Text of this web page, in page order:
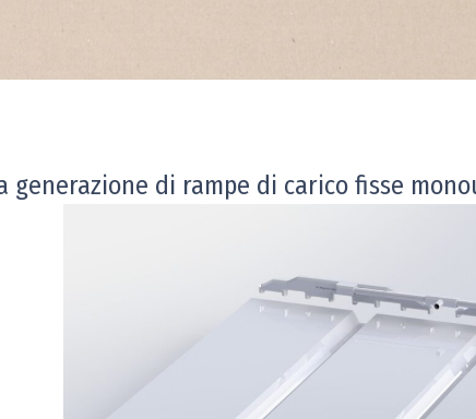
di rampe di carico fisse